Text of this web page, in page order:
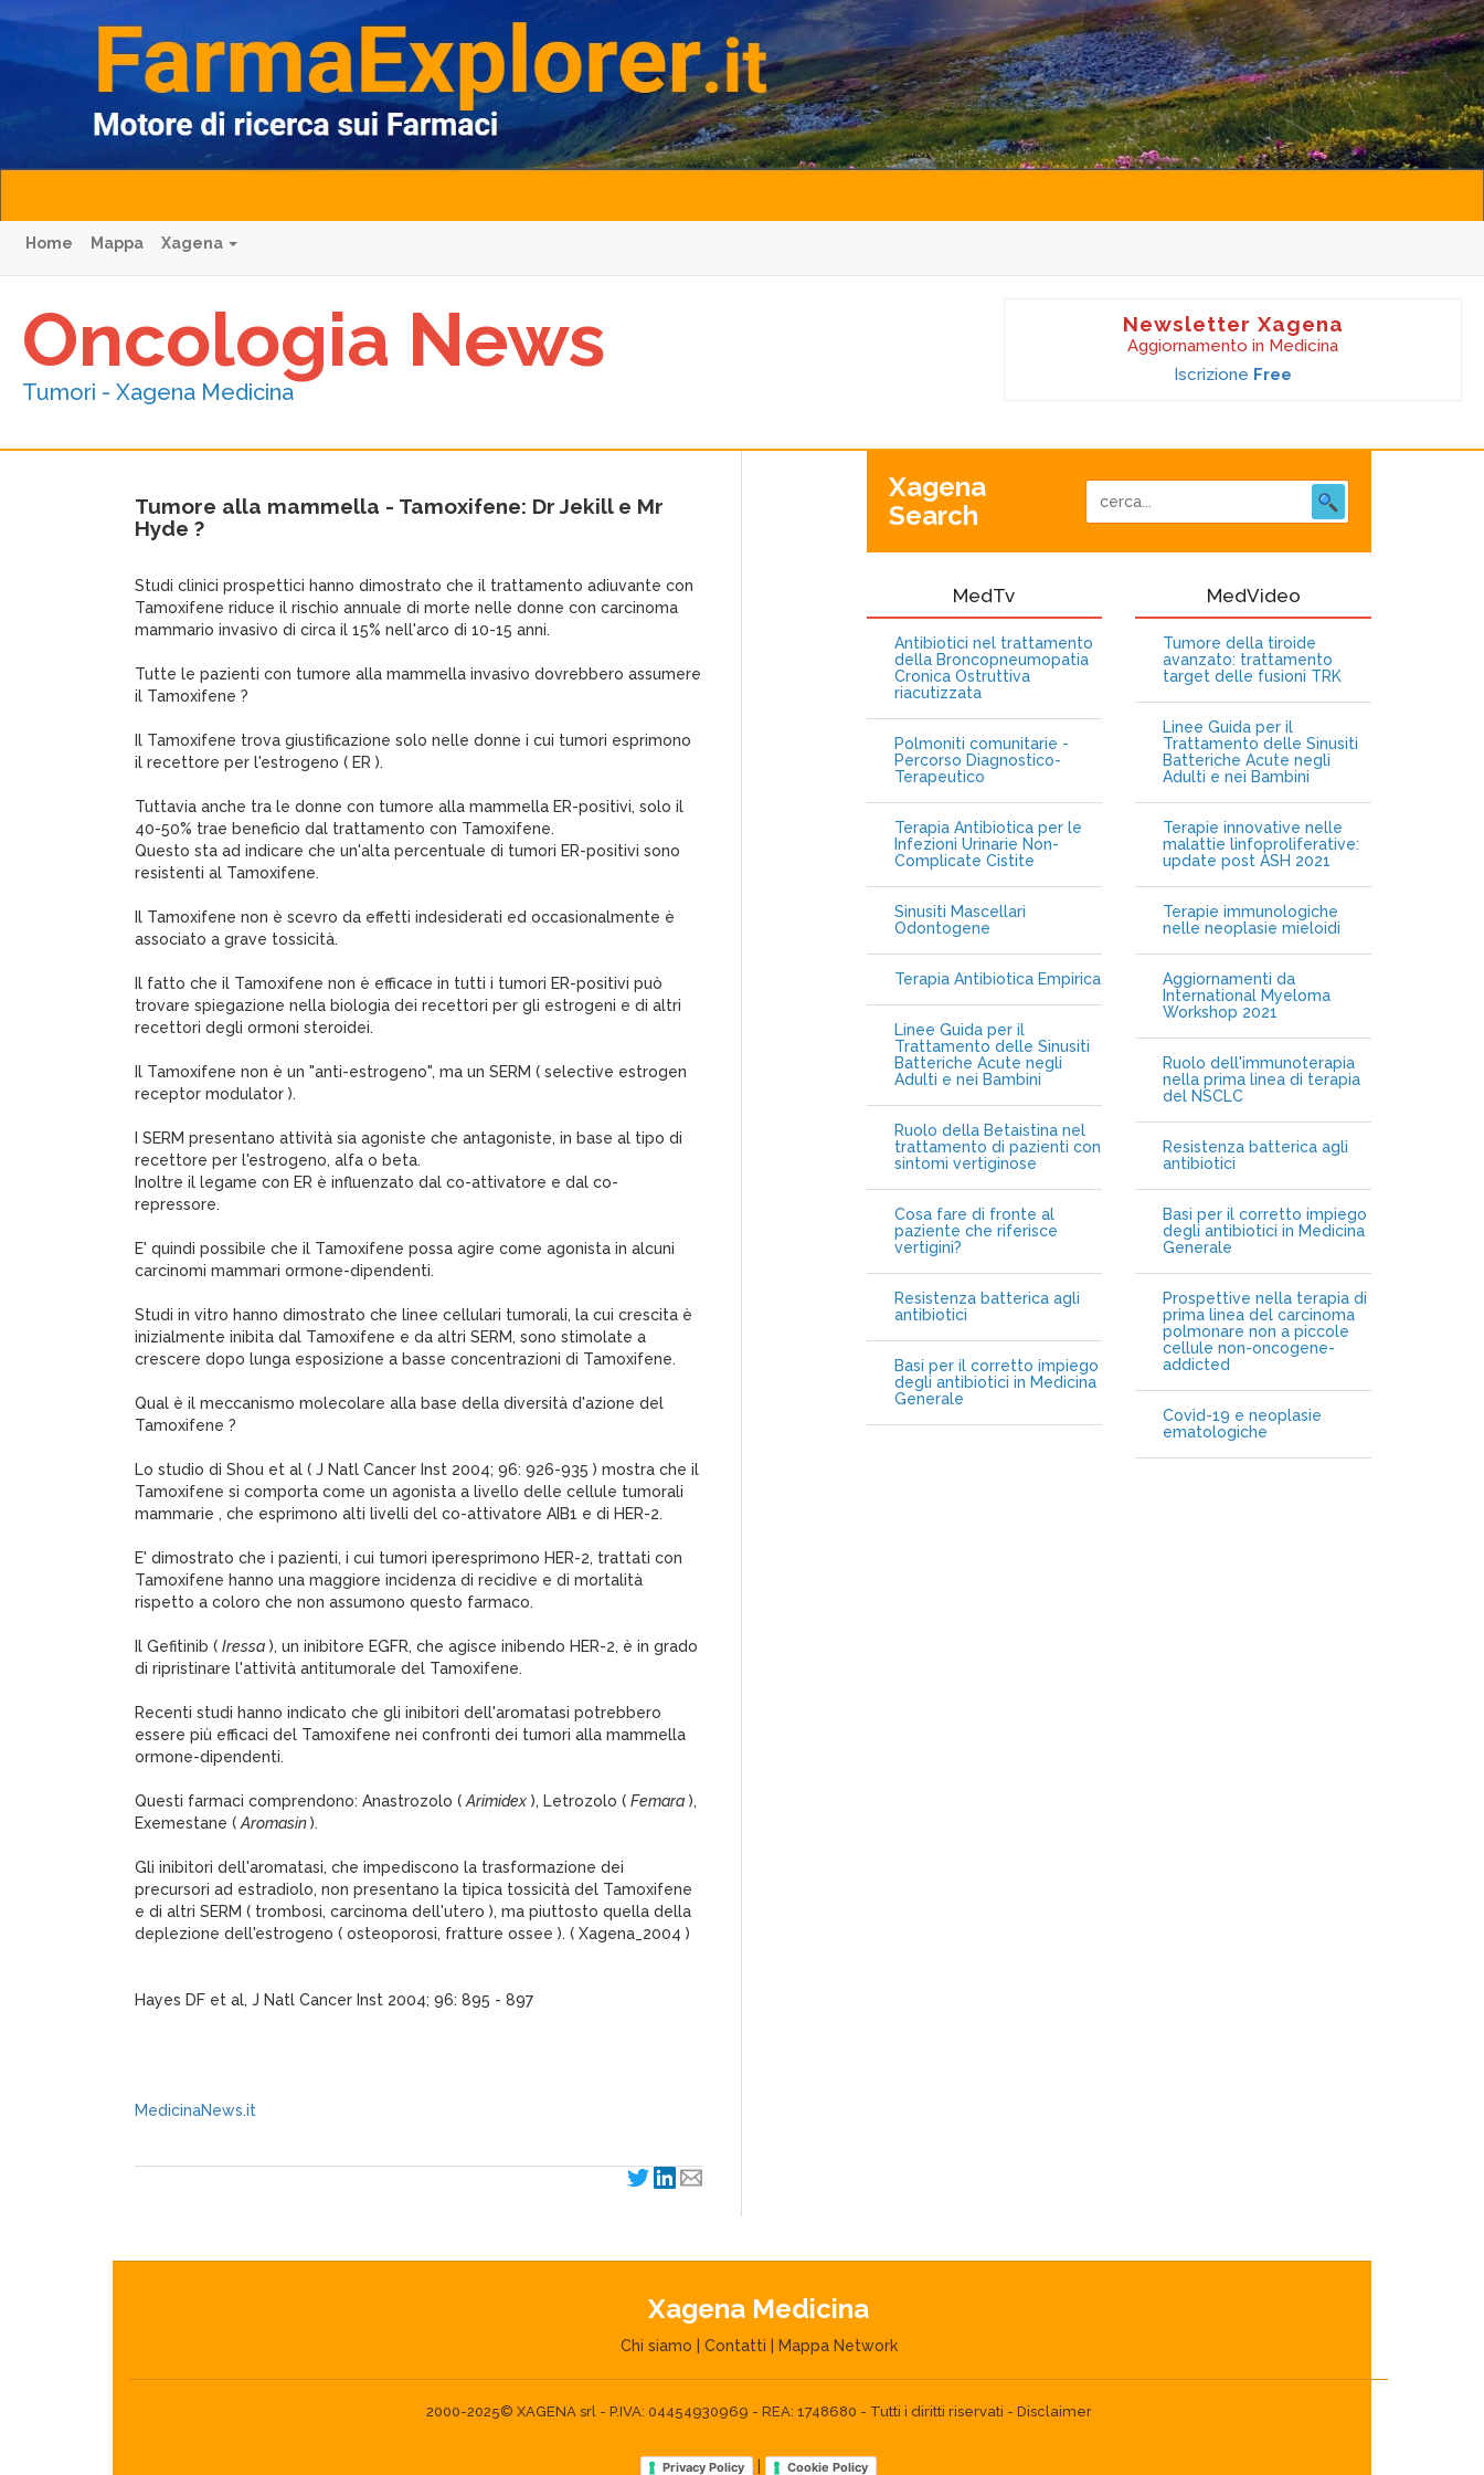
Home Mappa Xagena
Oncologia News
Tumori - Xagena Medicina
Newsletter Xagena
Aggiornamento in Medicina
Iscrizione Free
Tumore alla mammella - Tamoxifene: Dr Jekill e Mr
Hyde ?
Studi clinici prospettici hanno dimostrato che il trattamento adiuvante con
Tamoxifene riduce il rischio annuale di morte nelle donne con carcinoma
mammario invasivo di circa il 15% nell'arco di 10-15 anni.
Tutte le pazienti con tumore alla mammella invasivo dovrebbero assumere
il Tamoxifene ?
Il Tamoxifene trova giustificazione solo nelle donne i cui tumori esprimono
il recettore per l'estrogeno ( ER ).
Tuttavia anche tra le donne con tumore alla mammella ER-positivi, solo il
40-50% trae beneficio dal trattamento con Tamoxifene.
Questo sta ad indicare che un'alta percentuale di tumori ER-positivi sono
resistenti al Tamoxifene.
Il Tamoxifene non è scevro da effetti indesiderati ed occasionalmente è
associato a grave tossicità.
Il fatto che il Tamoxifene non è efficace in tutti i tumori ER-positivi può
trovare spiegazione nella biologia dei recettori per gli estrogeni e di altri
recettori degli ormoni steroidei.
Il Tamoxifene non è un "anti-estrogeno", ma un SERM ( selective estrogen
receptor modulator ).
I SERM presentano attività sia agoniste che antagoniste, in base al tipo di
recettore per l'estrogeno, alfa o beta.
Inoltre il legame con ER è influenzato dal co-attivatore e dal co-
repressore.
E' quindi possibile che il Tamoxifene possa agire come agonista in alcuni
carcinomi mammari ormone-dipendenti.
Studi in vitro hanno dimostrato che linee cellulari tumorali, la cui crescita è
inizialmente inibita dal Tamoxifene e da altri SERM, sono stimolate a
crescere dopo lunga esposizione a basse concentrazioni di Tamoxifene.
Qual è il meccanismo molecolare alla base della diversità d'azione del
Tamoxifene ?
Lo studio di Shou et al ( J Natl Cancer Inst 2004; 96: 926-935 ) mostra che il
Tamoxifene si comporta come un agonista a livello delle cellule tumorali
mammarie , che esprimono alti livelli del co-attivatore AIB1 e di HER-2.
E' dimostrato che i pazienti, i cui tumori iperesprimono HER-2, trattati con
Tamoxifene hanno una maggiore incidenza di recidive e di mortalità
rispetto a coloro che non assumono questo farmaco.
Il Gefitinib ( Iressa ), un inibitore EGFR, che agisce inibendo HER-2, è in grado
di ripristinare l'attività antitumorale del Tamoxifene.
Recenti studi hanno indicato che gli inibitori dell'aromatasi potrebbero
essere più efficaci del Tamoxifene nei confronti dei tumori alla mammella
ormone-dipendenti.
Questi farmaci comprendono: Anastrozolo ( Arimidex ), Letrozolo ( Femara ),
Exemestane ( Aromasin).
Gli inibitori dell'aromatasi, che impediscono la trasformazione dei
precursori ad estradiolo, non presentano la tipica tossicità del Tamoxifene
e di altri SERM ( trombosi, carcinoma dell'utero ), ma piuttosto quella della
deplezione dell'estrogeno ( osteoporosi, fratture ossee ). ( Xagena_2004 )
Hayes DF et al, J Natl Cancer Inst 2004; 96: 895 - 897
MedicinaNews.it
Xagena
Search
MedTv
Antibiotici nel trattamento
della Broncopneumopatia
Cronica Ostruttiva
riacutizzata
Polmoniti comunitarie -
Percorso Diagnostico-
Terapeutico
Terapia Antibiotica per le
Infezioni Urinarie Non-
Complicate Cistite
Sinusiti Mascellari
Odontogene
Terapia Antibiotica Empirica
Linee Guida per il
Trattamento delle Sinusiti
Batteriche Acute negli
Adulti e nei Bambini
Ruolo della Betaistina nel
trattamento di pazienti con
sintomi vertiginose
Cosa fare di fronte al
paziente che riferisce
vertigini?
Resistenza batterica agli
antibiotici
Basi per il corretto impiego
degli antibiotici in Medicina
Generale
MedVideo
Tumore della tiroide
avanzato: trattamento
target delle fusioni TRK
Linee Guida per il
Trattamento delle Sinusiti
Batteriche Acute negli
Adulti e nei Bambini
Terapie innovative nelle
malattie linfoproliferative:
update post ASH 2021
Terapie immunologiche
nelle neoplasie mieloidi
Aggiornamenti da
International Myeloma
Workshop 2021
Ruolo dell'immunoterapia
nella prima linea di terapia
del NSCLC
Resistenza batterica agli
antibiotici
Basi per il corretto impiego
degli antibiotici in Medicina
Generale
Prospettive nella terapia di
prima linea del carcinoma
polmonare non a piccole
cellule non-oncogene-
addicted
Covid-19 e neoplasie
ematologiche
Xagena Medicina
Chi siamo Contatti Mappa Network
2000-2025© XAGENA srl - P.IVA: 04454930969 - REA: 1748680 - Tutti i diritti riservati - Disclaimer
Privacy Policy Cookie Policy